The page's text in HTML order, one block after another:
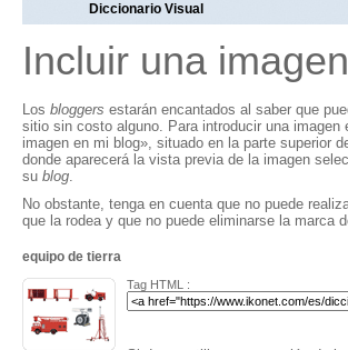
Diccionario Visual
Incluir una
Los bloggers estarán encantados al saber que
sitio sin costo alguno. Para introducir una imagen
imagen en mi blog», situado en la parte superior
donde aparecerá la vista previa de la imagen
su blog.
No obstante, tenga en cuenta que no puede
que la rodea y que no puede eliminarse la marca
equipo de tierra
Tag HTML :